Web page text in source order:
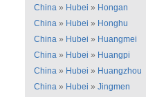
China » Hubei » Hongan
China » Hubei » Honghu
China » Hubei » Huangmei
China » Hubei » Huangpi
China » Hubei » Huangzhou
China » Hubei » Jingmen